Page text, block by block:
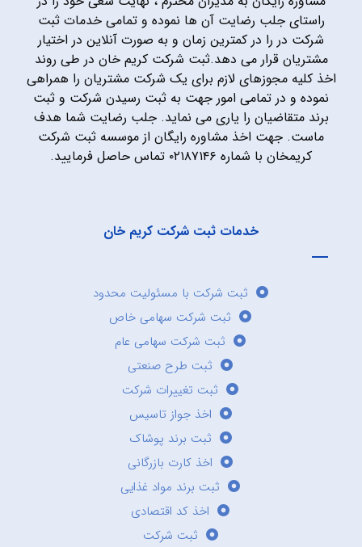
راستای جلب رضایت آن ها نموده و تمامی خدمات ثبت
شرکت در را در کمترین زمان و به صورت آنلاین در اختیار
مشتریان قرار می دهد.ثبت شرکت کریم خان در طی روند
اخذ کلیه مجوزهای لازم برای یک شرکت مشتریان را همراهی
نموده و در تمامی امور جهت به ثبت رسیدن شرکت و ثبت
برند متقاضیان را یاری می نماید. جلب رضایت شما هدف
ماست. جهت اخذ مشاوره رایگان از موسسه ثبت شرکت
کریمخان با شماره ۰۲۱۸۷۱۴۶ تماس حاصل فرمایید.
خدمات ثبت شرکت کریم خان
ثبت شرکت با مسئولیت محدود
ثبت شرکت سهامی خاص
ثبت شرکت سهامی عام
ثبت طرح صنعتی
ثبت تغییرات شرکت
اخذ جواز تاسیس
ثبت برند پوشاک
اخذ کارت بازرگانی
ثبت برند مواد غذایی
اخذ کد اقتصادی
ثبت شرکت